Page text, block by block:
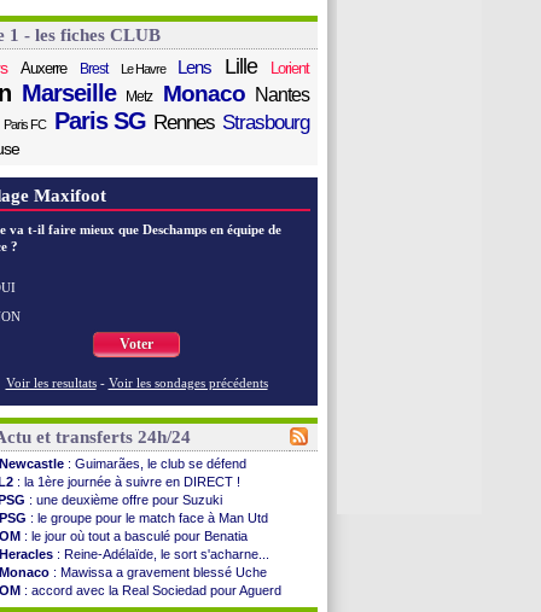
1 - les fiches CLUB
Auxerre Brest Le Havre Lens Lille Lorient
Marseille Metz Monaco Nantes
Paris FC Paris SG Rennes Strasbourg
Maxifoot
va t-il faire mieux que Deschamps en équipe de
?
Voter
Voir les resultats - Voir les sondages précédents
et transferts 24h/24
Newcastle : Guimarães, le club se défend
: la 1ère journée à suivre en DIRECT !
: une deuxième offre pour Suzuki
PSG : le groupe pour le match face à Man Utd
OM : le jour où tout a basculé pour Benatia
Heracles : Reine-Adélaïde, le sort s'acharne...
Monaco : Mawissa a gravement blessé Uche
OM : accord avec la Real Sociedad pour Aguerd
Barça: Araujo va partir en prêt à Liverpool